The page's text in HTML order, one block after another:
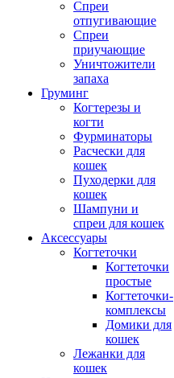
Спреи
отпугивающие
Спреи
приучающие
Уничтожители
запаха
Груминг
Когтерезы и
когти
Фурминаторы
Расчески для
кошек
Пуходерки для
кошек
Шампуни и
спреи для кошек
Аксессуары
Когтеточки
Когтеточки
простые
Когтеточки-
комплексы
Домики для
кошек
Лежанки для
кошек